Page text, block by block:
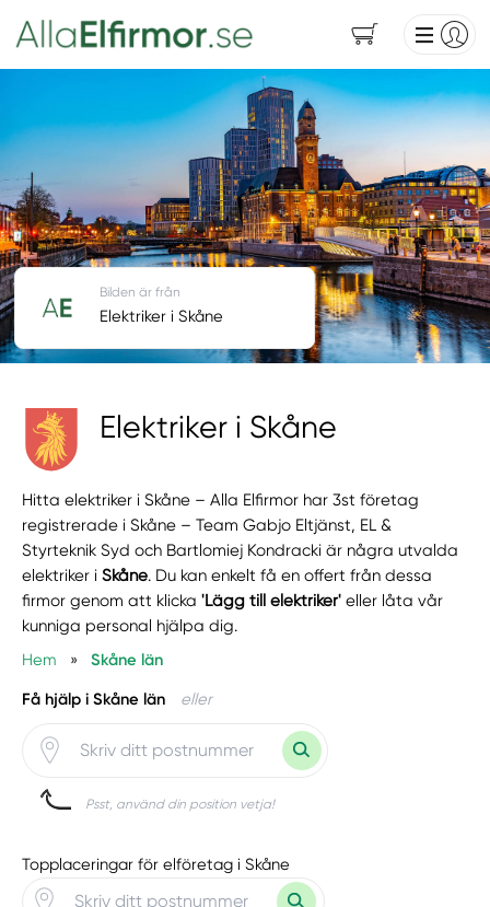
Elektriker i Skåne
Hitta elektriker i Skåne – Alla Elfirmor har 3st företag
registrerade i Skåne – Team Gabjo Eltjänst, EL &
Styrteknik Syd och Bartlomiej Kondracki är några utvalda
elektriker iSkåne. Du kan enkelt få en offert från dessa
firmor genom att klicka'Lägg till elektriker' eller låta vår
kunniga personal hjälpa dig.
Hem
» Skåne län
Få hjälp i Skåne län eller
Psst, använd din position vetja!
Bilden är från
Elektriker i Skåne
Topplaceringar för elföretag i Skåne